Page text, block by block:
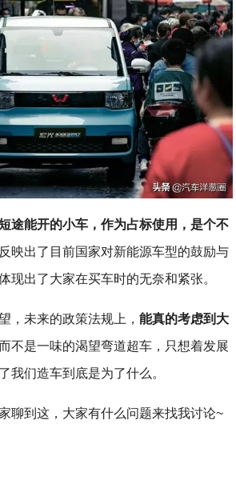
途能开的小车，作为占标使用，是个不
映出了目前国家对新能源车型的鼓励与
现出了大家在买车时的无奈和紧张。
，未来的政策法规上，能真的考虑到大
而不是一味的渴望弯道超车，只想着发展
我们造车到底是为了什么。
聊到这，大家有什么问题来找我讨论~